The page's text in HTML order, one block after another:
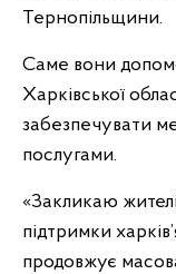
Тернопільщини.
Саме вони
Харківської
забезпечувати
послугами.
«Закликаю
підтримки
продовжує